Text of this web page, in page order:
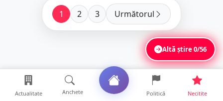
1 2 3 Următorul
Altă știre0/56
Actualitate Anchete Politică Necitite